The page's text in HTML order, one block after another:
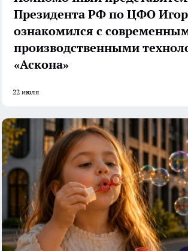
Президента РФ по ЦФО
ознакомился с
производственными
«Аскона»
22 июля